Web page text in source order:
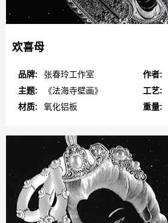
欢喜母
品牌:
张春玲工作室
主题:
《法海寺壁画》
材质:
氧化铝板
作者:
工艺:
重量: